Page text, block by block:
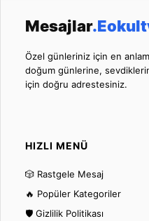
Mesajlar
Özel günleriniz için en
doğum günlerine,
için doğru adrestesiniz.
HIZLI MENÜ
🎲 Rastgele Mesaj
🔥 Popüler Kategoriler
🛡️ Gizlilik Politikası